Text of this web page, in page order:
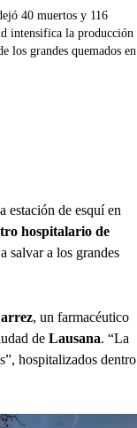
40 muertos y 116
intensifica la producción
los grandes quemados en
estación de esquí en
hospitalario de
salvar a los grandes
, un farmacéutico
de Lausana. “La
hospitalizados dentro